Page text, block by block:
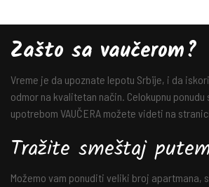
Zašto sa vaučerom?
Vreme je da upoznate lepotu Srbije, i da
odmor na kvalitetan način. Celokupnu
upotrebom VAUČERA možete videti na
Tražite smeštaj
Možemo vam ponuditi veliki broj apartmana,